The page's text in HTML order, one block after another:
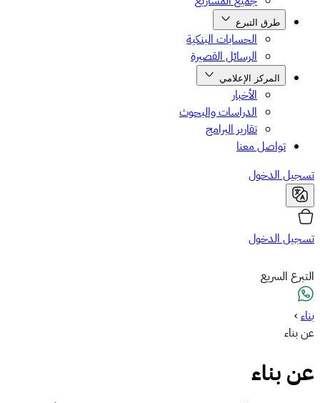
طرق التبرع
الحسابات البنكية
الرسائل القصيرة
المركز الإعلامي
الأخبار
الدراسات والبحوث
تقارير البرامج
تواصل معنا
تسجيل الدخول
تسجيل الدخول
التبرع السريع
بناء ›
عن بناء
عن بناء